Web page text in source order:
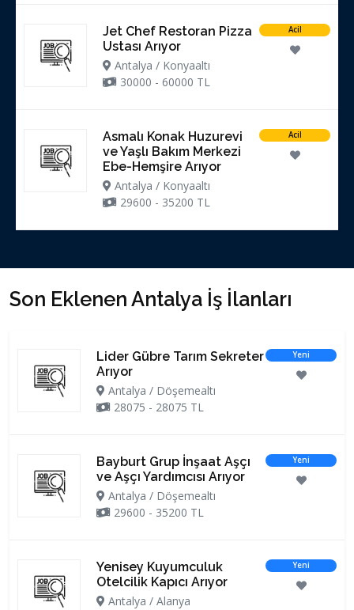
Jet Chef Restoran Pizza
Ustası Arıyor
Antalya / Konyaaltı
30000 - 60000 TL
Acil
Asmalı Konak Huzurevi
ve Yaşlı Bakım Merkezi
Ebe-Hemşire Arıyor
Antalya / Konyaaltı
29600 - 35200 TL
Acil
Son Eklenen Antalya İş İlanları
Lider Gübre Tarım Sekreter
Arıyor
Antalya / Döşemealtı
28075 - 28075 TL
Yeni
Bayburt Grup İnşaat Aşçı
ve Aşçı Yardımcısı Arıyor
Antalya / Döşemealtı
29600 - 35200 TL
Yeni
Yenisey Kuyumculuk
Otelcilik Kapıcı Arıyor
Antalya / Alanya
Yeni